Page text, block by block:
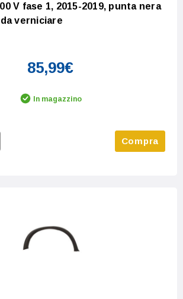
V fase 1, 2015-2019, punta nera
verniciare
85,99€
In magazzino
Quantity:
Compra